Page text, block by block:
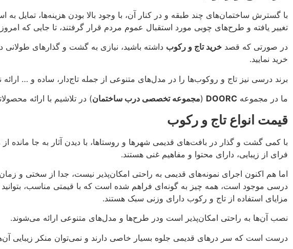
با گسترش ساختمان‌های چند طبقه و در کنار آن، با وجود بالا بودن هزینه‌ها،
تغییر یافته و طرح‌های چوبی مورد استقبال عموم مردم قرار گرفتند، تا جایی که
در صورتی که قصد خرید تاج و رکوب داشته باشید، نیازی به گشت و گذارهای طولانی
خرید نمایید.
برند درسی نیز تاج و روکوب‌ها را در مدل‌های متنوعی از جمله تاج‌دار، ساده و …
ما در مجموعه DOORC
(مجموعه تخصصی درب ساختمان) در تلاشیم با ارائه
قیمت انواع تاج و رکوب
با کمی گشت و گذار در بافت‌های قدیمی شهرها و روستاها، با دیدن آثار به جا
فرای از زیبایی، دارای محتوا و مفاهیم غنی هستند.
اما هم اکنون اجرای نمونه‌های قدیمی به راحتی امکان‌پذیر نیست، جدا از سختی و
درسی موجود است، همه چیز به گونه‌ای فراهم شده است که با قیمتی مناسب، بتوانید
مزایای استفاده از تاج و رکوب دارای وزنی سبک هستند.
نصب آن‌ها به راحتی امکان‌پذیر است ودر طرح‌ها و مدل‌های متنوعی ارائه می‌شوند.
درست است که سر درهای قدیمی جلوه بسیار خاصی دارند و نمی‌توان منکر زیبایی آن‌ها